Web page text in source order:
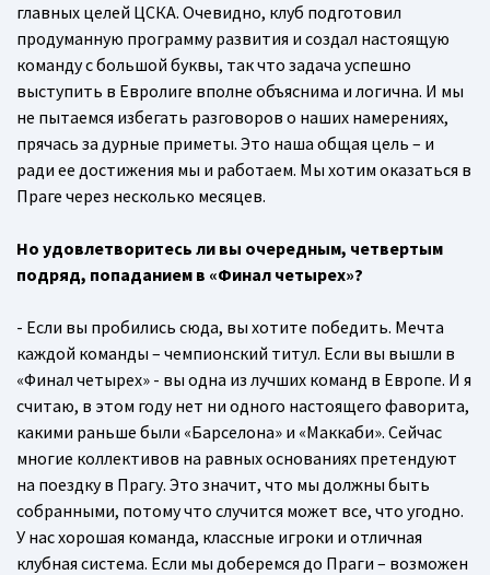
главных целей ЦСКА. Очевидно, клуб подготовил
продуманную программу развития и создал настоящую
команду с большой буквы, так что задача успешно
выступить в Евролиге вполне объяснима и логична. И мы
не пытаемся избегать разговоров о наших намерениях,
прячась за дурные приметы. Это наша общая цель – и
ради ее достижения мы и работаем. Мы хотим оказаться в
Праге через несколько месяцев.
Но удовлетворитесь ли вы очередным, четвертым
подряд, попаданием в «Финал четырех»?
- Если вы пробились сюда, вы хотите победить. Мечта
каждой команды – чемпионский титул. Если вы вышли в
«Финал четырех» - вы одна из лучших команд в Европе. И я
считаю, в этом году нет ни одного настоящего фаворита,
какими раньше были «Барселона» и «Маккаби». Сейчас
многие коллективов на равных основаниях претендуют
на поездку в Прагу. Это значит, что мы должны быть
собранными, потому что случится может все, что угодно.
У нас хорошая команда, классные игроки и отличная
клубная система. Если мы доберемся до Праги – возможен